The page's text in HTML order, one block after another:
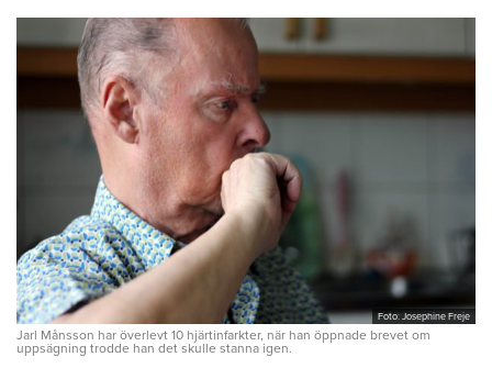
Foto: Josephine Freje
Jarl Månsson har överlevt 10 hjärtinfarkter, när han öppnade brevet om
uppsägning trodde han det skulle stanna igen.